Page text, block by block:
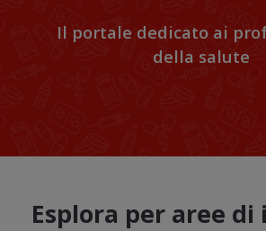
Il portale dedicato ai
della salute
Esplora per aree di